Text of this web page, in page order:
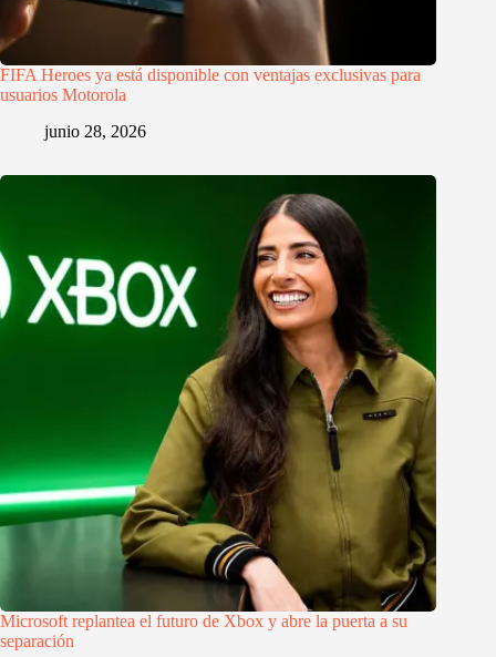
FIFA Heroes ya está disponible con ventajas exclusivas para
usuarios Motorola
junio 28, 2026
Microsoft replantea el futuro de Xbox y abre la puerta a su
separación